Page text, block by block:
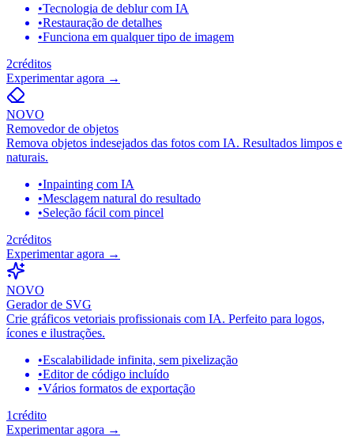
•Tecnologia de deblur com IA
•Restauração de detalhes
•Funciona em qualquer tipo de imagem
2créditos
Experimentar agora →
NOVO
Removedor de objetos
Remova objetos indesejados das fotos com IA. Resultados limpos e
naturais.
•Inpainting com IA
•Mesclagem natural do resultado
•Seleção fácil com pincel
2créditos
Experimentar agora →
NOVO
Gerador de SVG
Crie gráficos vetoriais profissionais com IA. Perfeito para logos,
ícones e ilustrações.
•Escalabilidade infinita, sem pixelização
•Editor de código incluído
•Vários formatos de exportação
1crédito
Experimentar agora →